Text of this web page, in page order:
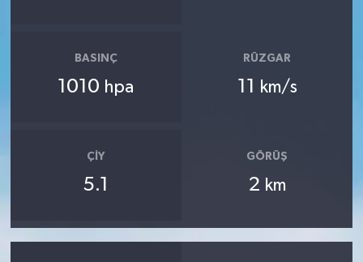
BASINÇ
1010 hpa
RÜZGAR
11 km/s
ÇIY
5.1
GÖRÜŞ
2 km